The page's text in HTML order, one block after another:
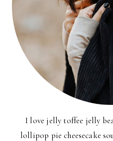
I love jelly toffee jelly
lollipop pie cheesecake